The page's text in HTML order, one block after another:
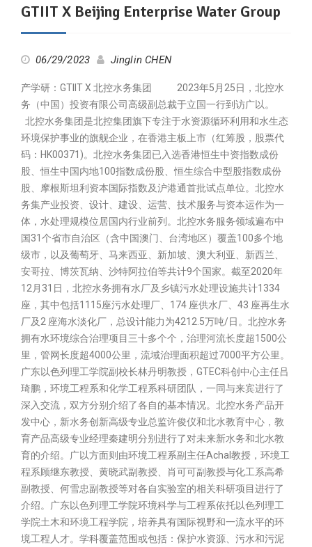
GTIIT X Beijing Enterprise Water Group
06/29/2023 Jinglin CHEN
产学研：GTIIT X 北控水务集团 2023年5月25日，北控水
务（中国）投资有限公司高级副总裁于立国一行到访广以。
北控水务集团是北控集团旗下专注于水资源循环利用和水生态
环境保护事业的旗舰企业，在香港主板上市（红筹股，股票代
码：HK00371)。北控水务集团已入选香港恒生中资指数成份
股、恒生中国内地100指数成份股、恒生综合中型股指数成份
股、摩根斯坦利资本国际指数及沪港通首批试点单位。北控水
务集产业投资、设计、建设、运营、技术服务与资本运作为一
体，水处理规模位居国内行业前列。北控水务服务领域遍布中
国31个省市自治区（含中国澳门、台湾地区）覆盖100多个地
级市，以及葡萄牙、马来西亚、新加坡、澳大利亚、新西兰、
安哥拉、博茨瓦纳、沙特阿拉伯等共计9个国家。截至2020年
12月31日，北控水务拥有水厂及乡镇污水处理设施共计1334
座，其中包括1115座污水处理厂、174 座供水厂、43 座再生水
厂及2 座海水淡化厂，总设计能力为4212.5万吨/日。北控水务
拥有水环境综合治理项目三十多个个，治理河流长度超1500公
里，管网长度超4000公里，流域治理面积超过7000平方公里。
广东以色列理工学院副校长林丹明教授，GTEC科创中心主任吕
琦鹏，环境工程系和化学工程系科研团队，一同与来宾进行了
深入交流，双方分别介绍了各自的基本情况。北控水务产品开
发中心，新水务创新高级专业总监许俊仪和北水教育中心，教
育产品高级专业经理秦建明分别进行了对未来新水务和北水教
育的介绍。广以方面则由环境工程系副主任Achal教授，环境工
程系顾继东教授、黄晓武副教授、肖可可副教授与化工系高希
副教授、何雪忠副教授等对各自实验室的相关科研项目进行了
介绍。广东以色列理工学院环境科学与工程系依托以色列理工
学院土木和环境工程学院，培养具有国际视野和一流水平的环
境工程人才。学科覆盖范围或包括：保护水资源、污水和污泥